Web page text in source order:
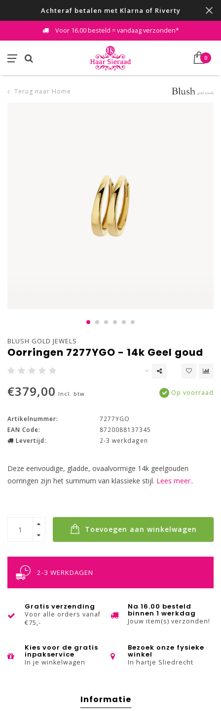
Achteraf betalen met Klarna of Riverty
Voor 16.00 besteld = vandaag verzonden*
0
Terug naar Home
BLUSH GOLD JEWELS
Oorringen 7277YGO - 14k Geel goud
€379,00 Incl. btw Op voorraad
Artikelnummer:
7277YGO
EAN Code:
8720088137345
Levertijd:
2-3 werkdagen
Deze eenvoudige, gladde, ovaalvormige 14k geelgouden
oorringen zijn het summum van klassieke stijl. Lees meer..
Toevoegen aan winkelwagen
2-3 WERKDAGEN
Gratis verzending
Voor alle orders vanaf
€75,-
Na 16.00 besteld
binnen 1 werkdag
Jouw item(s) verzonden!
Kies voor de gratis
inpakservice
In je winkelwagen
Bezoek onze fysieke
winkel
In hartje Sliedrecht
Informatie